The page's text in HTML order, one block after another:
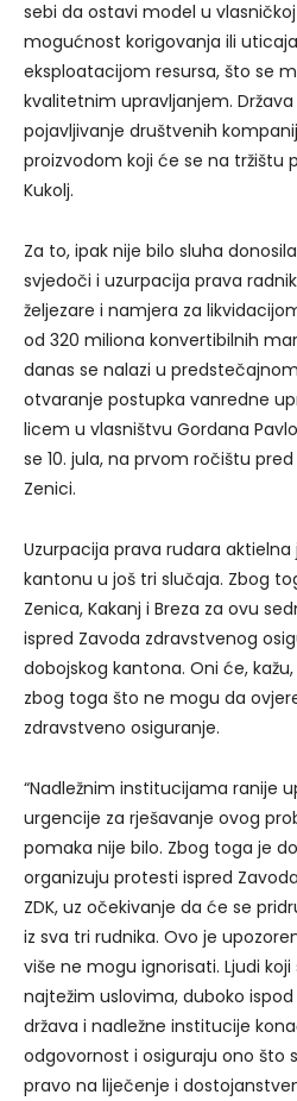
sebi da ostavi model u
mogućnost korigovanja ili
eksploatacijom resursa, što se
kvalitetnim upravljanjem.
pojavljivanje društvenih
proizvodom koji će se na tržištu
Kukolj.
Za to, ipak nije bilo sluha
svjedoči i uzurpacija prava
željezare i namjera za
od 320 miliona konvertibilnih
danas se nalazi u
otvaranje postupka vanredne
licem u vlasništvu Gordana
se 10. jula, na prvom ročištu
Zenici.
Uzurpacija prava rudara
kantonu u još tri slučaja. Zbog
Zenica, Kakanj i Breza za ovu
ispred Zavoda zdravstvenog
dobojskog kantona. Oni će,
zbog toga što ne mogu da
zdravstveno osiguranje.
“Nadležnim institucijama ranije
urgencije za rješavanje ovog
pomaka nije bilo. Zbog toga je
organizuju protesti ispred
ZDK, uz očekivanje da će se
iz sva tri rudnika. Ovo je
više ne mogu ignorisati. Ljudi
najtežim uslovima, duboko
država i nadležne institucije
odgovornost i osiguraju ono što
pravo na liječenje i